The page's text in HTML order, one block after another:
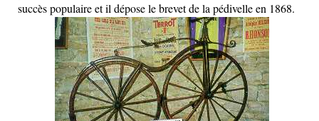
succès populaire et il dépose le brevet de la pédivelle en 1868.